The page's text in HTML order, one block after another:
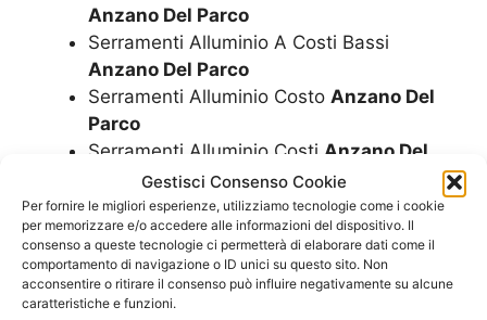
Gestisci Consenso Cookie
Per fornire le migliori esperienze, utilizziamo tecnologie come i cookie
per memorizzare e/o accedere alle informazioni del dispositivo. Il
consenso a queste tecnologie ci permetterà di elaborare dati come il
comportamento di navigazione o ID unici su questo sito. Non
acconsentire o ritirare il consenso può influire negativamente su alcune
caratteristiche e funzioni.
Anzano Del Parco
Serramenti Alluminio A Costi Bassi
Anzano Del Parco
Serramenti Alluminio Costo Anzano Del
Parco
Serramenti Alluminio Costi Anzano Del
Serramenti Alluminio Quanto Costano
Anzano Del Parco
Serramenti Alluminio PrezzoAnzano Del
Parco
Serramenti Alluminio Prezzi